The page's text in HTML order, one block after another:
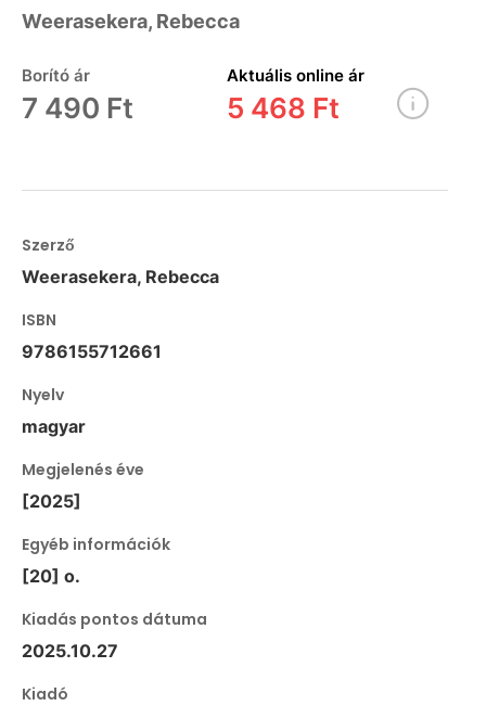
Weerasekera, Rebecca
Borító ár
7 490 Ft
Aktuális online ár
5 468 Ft
Szerző
Weerasekera, Rebecca
ISBN
9786155712661
Nyelv
magyar
Megjelenés éve
[2025]
Egyéb információk
[20] o.
Kiadás pontos dátuma
2025.10.27
Kiadó